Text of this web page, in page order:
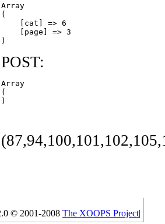
Array
(
    [cat] => 6
    [page] => 3
POST:
Array
(
© 2001-2008 The XOOPS Project|